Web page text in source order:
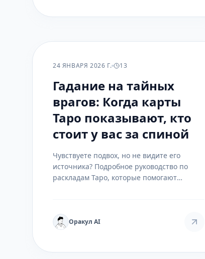
24 ЯНВАРЯ 2026 Г. 13
Гадание на тайных
врагов: Когда карты
Таро показывают, кто
стоит у вас за спиной
Чувствуете подвох, но не видите его
источника? Подробное руководство по
раскладам Таро, которые помогают
Оракул AI